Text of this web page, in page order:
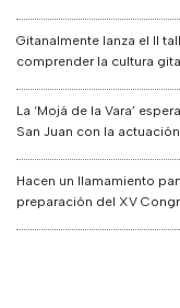
Gitanalmente lanza el II
comprender la cultura
La ‘Mojá de la Vara’
San Juan con la
Hacen un llamamiento
preparación del XV